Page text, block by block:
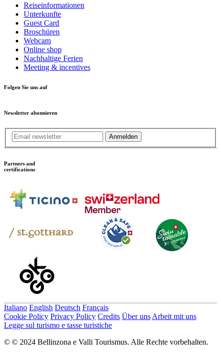
Reiseinformationen
Unterkunfte
Guest Card
Broschüren
Webcam
Online shop
Nachhaltige Ferien
Meeting & incentives
Folgen Sie uns auf
Newsletter abonnieren
Anmelden
Partners and
certifications
Italiano English Deutsch Français
Cookie Policy Privacy Policy Credits Über uns Arbeit mit uns
Legge sul turismo e tasse turistiche
© © 2024 Bellinzona e Valli Tourismus. Alle Rechte vorbehalten.